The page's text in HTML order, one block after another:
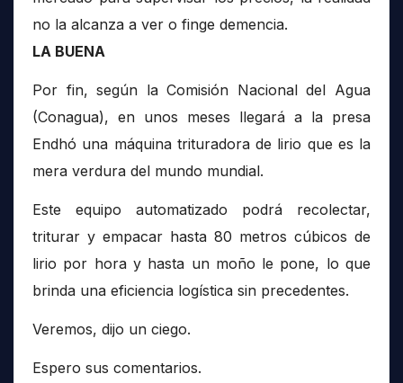
no la alcanza a ver o finge demencia.
LA BUENA
Por fin, según la Comisión Nacional del Agua
(Conagua), en unos meses llegará a la presa
Endhó una máquina trituradora de lirio que es la
mera verdura del mundo mundial.
Este equipo automatizado podrá recolectar,
triturar y empacar hasta 80 metros cúbicos de
lirio por hora y hasta un moño le pone, lo que
brinda una eficiencia logística sin precedentes.
Veremos, dijo un ciego.
Espero sus comentarios.